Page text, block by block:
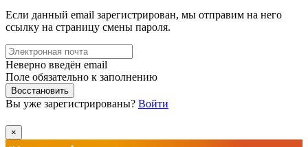
Если данный email зарегистрирован, мы отправим на него
ссылку на страницу смены пароля.
Неверно введён email
Поле обязательно к заполнению
Восстановить
Вы уже зарегистрированы? Войти
×